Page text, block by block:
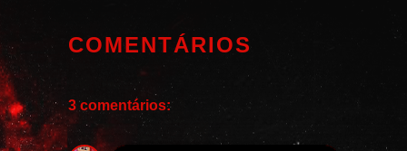
COMENTÁRIOS
3 comentários: